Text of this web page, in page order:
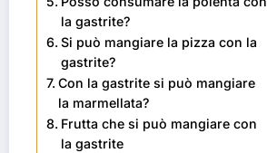
la gastrite?
Si può mangiare la pizza con la
gastrite?
Con la gastrite si può mangiare
la marmellata?
Frutta che si può mangiare con
la gastrite